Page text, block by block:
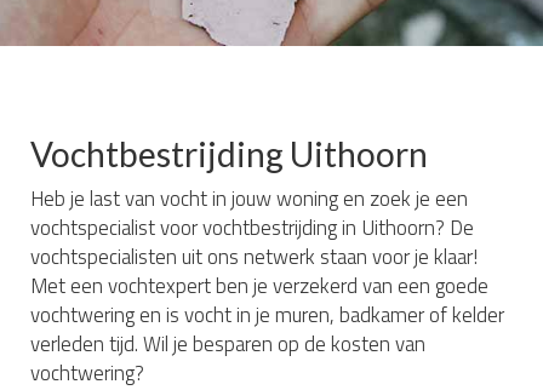
Vochtbestrijding Uithoorn
Heb je last van vocht in jouw woning en zoek je een
vochtspecialist voor vochtbestrijding in Uithoorn? De
vochtspecialisten uit ons netwerk staan voor je klaar!
Met een vochtexpert ben je verzekerd van een goede
vochtwering en is vocht in je muren, badkamer of kelder
verleden tijd. Wil je besparen op de kosten van
vochtwering?